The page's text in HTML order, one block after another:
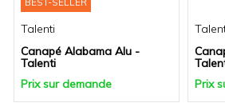
Talenti
Canapé Alabama Alu -
Talenti
Prix sur demande
Prix